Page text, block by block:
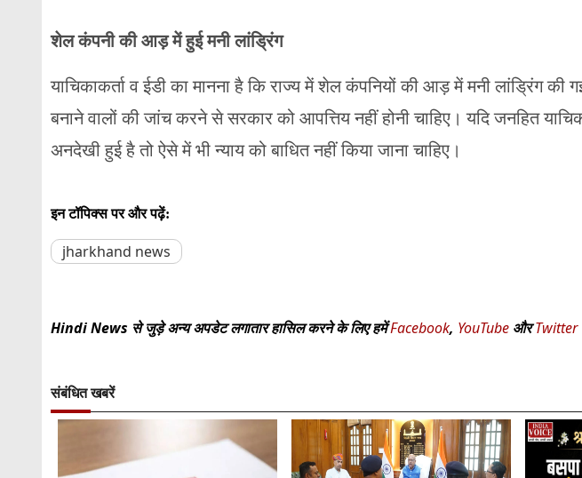
शेल कंपनी की आड़ में हुई मनी लांड्रिंग
याचिकाकर्ता व ईडी का मानना है कि राज्य में शेल कंपनियों की आड़ में मनी लांड्रिंग
बनाने वालों की जांच करने से सरकार को आपत्तिय नहीं होनी चाहिए। यदि जनहित
अनदेखी हुई है तो ऐसे में भी न्याय को बाधित नहीं किया जाना चाहिए।
इन टॉपिक्स पर और पढ़ें:
jharkhand news
Hindi News से जुड़े अन्य अपडेट लगातार हासिल करने के लिए हमेंFacebook, YouTube औरTwitter
संबंधित खबरें